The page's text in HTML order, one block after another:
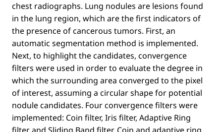
chest radiographs. Lung nodules are lesions found
in the lung region, which are the ﬁrst indicators of
the presence of cancerous tumors. First, an
automatic segmentation method is implemented.
Next, to highlight the candidates, convergence
ﬁlters were used in order to evaluate the degree in
which the surrounding area converged to the pixel
of interest, assuming a circular shape for potential
nodule candidates. Four convergence ﬁlters were
implemented: Coin ﬁlter, Iris ﬁlter, Adaptive Ring